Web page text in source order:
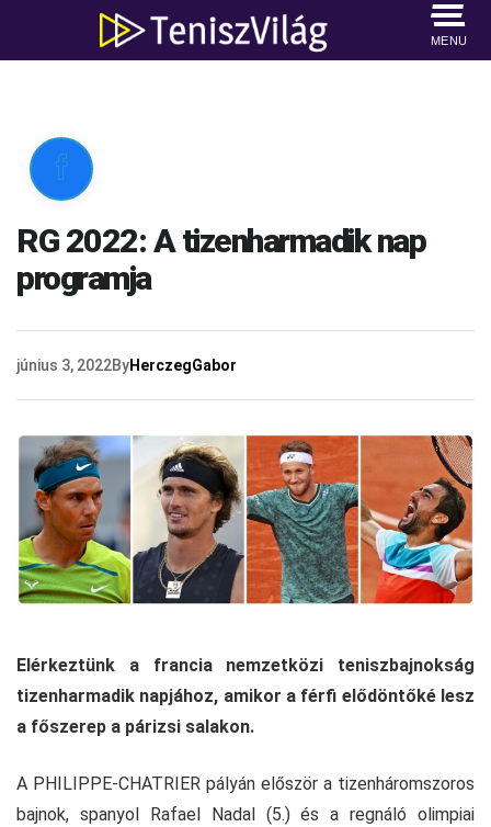
MENU

RG 2022: A tizenharmadik nap
programja
június 3, 2022ByHerczegGabor
Elérkeztünk a francia nemzetközi teniszbajnokság
tizenharmadik napjához, amikor a férfi elődöntőké lesz
a főszerep a párizsi salakon.
A PHILIPPE-CHATRIER pályán először a tizenháromszoros
bajnok, spanyol Rafael Nadal (5.) és a regnáló olimpiai